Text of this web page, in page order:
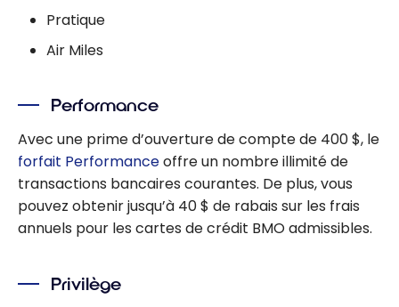
Pratique
Air Miles
Performance
Avec une prime d’ouverture de compte de 400 $, le
forfait Performanceoffre un nombre illimité de
transactions bancaires courantes. De plus, vous
pouvez obtenir jusqu’à 40 $ de rabais sur les frais
annuels pour les cartes de crédit BMO admissibles.
Privilège